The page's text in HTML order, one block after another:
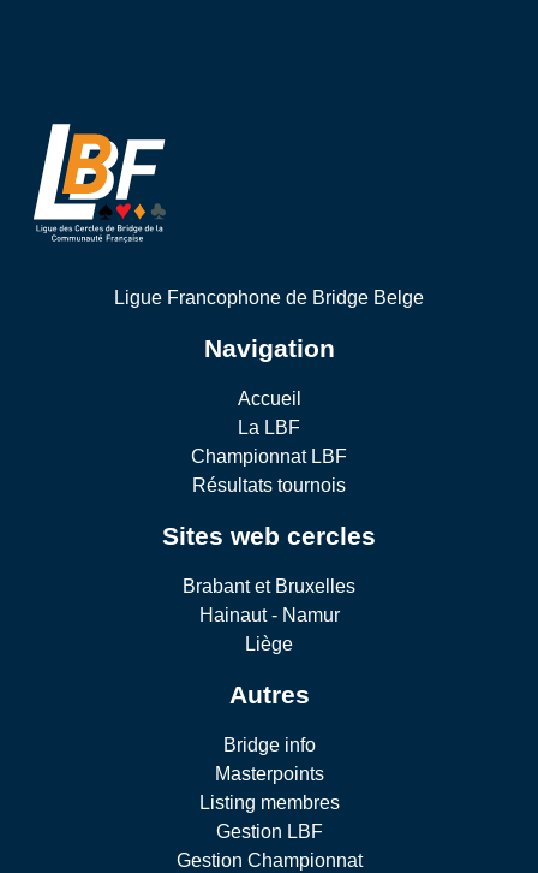
Ligue Francophone de Bridge Belge
Navigation
Accueil
La LBF
Championnat LBF
Résultats tournois
Sites web cercles
Brabant et Bruxelles
Hainaut - Namur
Liège
Autres
Bridge info
Masterpoints
Listing membres
Gestion LBF
Gestion Championnat